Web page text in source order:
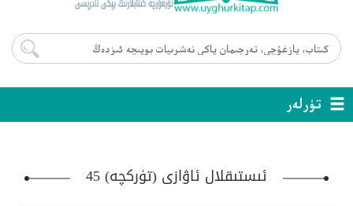
تۈرلەر
ئىستىقلال ئاۋازى (تۈركچە) 45